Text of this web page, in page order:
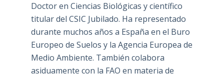
Doctor en Ciencias Biológicas y científico
titular del CSIC Jubilado. Ha representado
durante muchos años a España en el Buro
Europeo de Suelos y la Agencia Europea de
Medio Ambiente. También colabora
asiduamente con la FAO en materia de